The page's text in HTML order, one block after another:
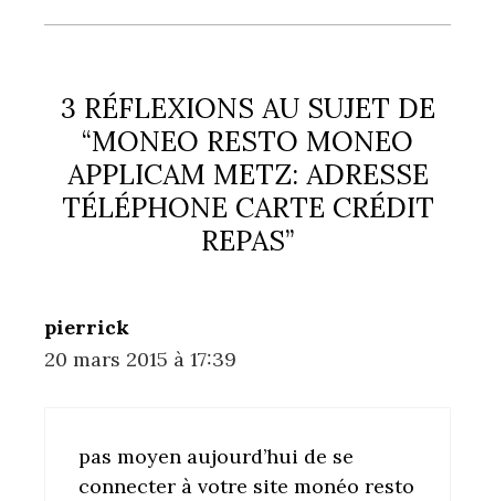
3 RÉFLEXIONS AU SUJET DE
“MONEO RESTO MONEO
APPLICAM METZ: ADRESSE
TÉLÉPHONE CARTE CRÉDIT
REPAS”
pierrick
20 mars 2015 à 17:39
pas moyen aujourd’hui de se
connecter à votre site monéo resto